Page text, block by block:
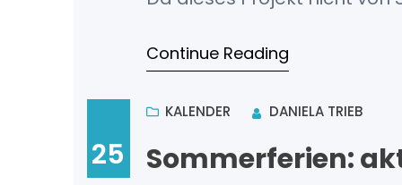
Exemplar. Die Auslieferung
Continue Reading
25
KALENDER DANIELA TRIEB
Sommerferien: